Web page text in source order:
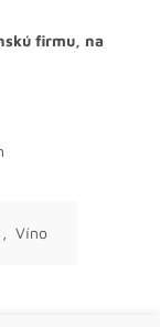
firmu, na
, Víno